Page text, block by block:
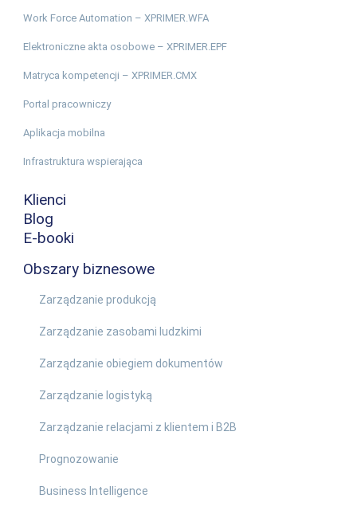
Work Force Automation – XPRIMER.WFA
Elektroniczne akta osobowe – XPRIMER.EPF
Matryca kompetencji – XPRIMER.CMX
Portal pracowniczy
Aplikacja mobilna
Infrastruktura wspierająca
Klienci
Blog
E-booki
Obszary biznesowe
Zarządzanie produkcją
Zarządzanie zasobami ludzkimi
Zarządzanie obiegiem dokumentów
Zarządzanie logistyką
Zarządzanie relacjami z klientem i B2B
Prognozowanie
Business Intelligence